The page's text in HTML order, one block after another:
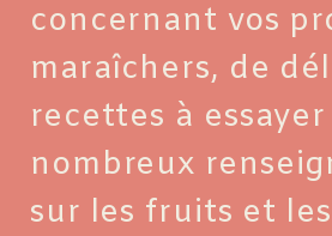
concernant vos
maraîchers, de
recettes à
nombreux
sur les fruits et